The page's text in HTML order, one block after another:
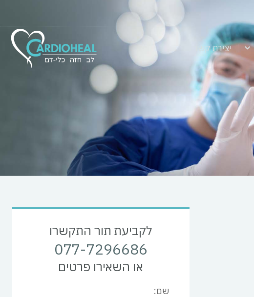
יצירת קשר
לקביעת תור התקשרו
077-7296686
או השאירו פרטים